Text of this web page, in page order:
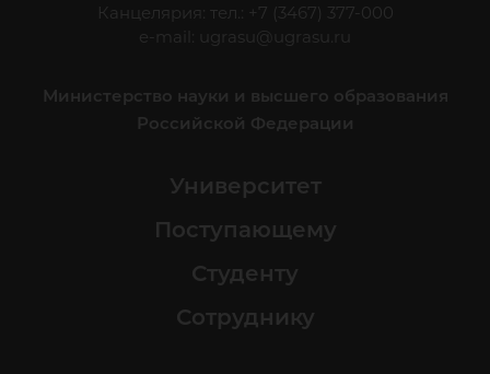
Канцелярия: тел.: +7 (3467) 377-000
e-mail:
ugrasu@ugrasu.ru
Министерство науки и высшего образования
Российской Федерации
Университет
Поступающему
Студенту
Сотруднику